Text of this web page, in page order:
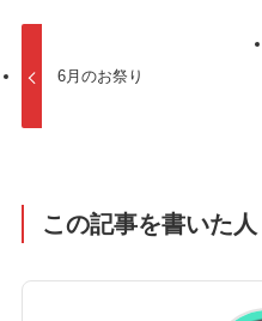
6月のお祭り
この記事を書いた人